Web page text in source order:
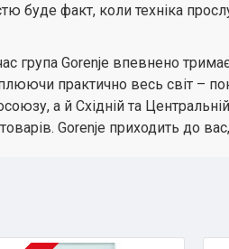
буде факт, коли техніка
група Gorenje впевнено
практично весь світ –
а й Східній та
Gorenje приходить до